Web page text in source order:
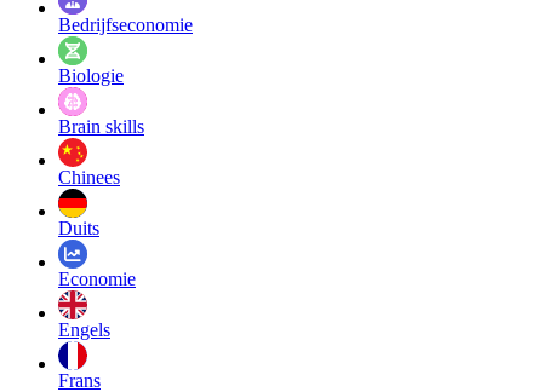
Bedrijfseconomie
Biologie
Brain skills
Chinees
Duits
Economie
Engels
Frans